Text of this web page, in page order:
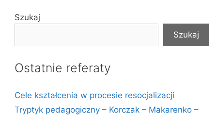
Szukaj
Szukaj
Ostatnie referaty
Cele kształcenia w procesie resocjalizacji
Tryptyk pedagogiczny – Korczak – Makarenko –